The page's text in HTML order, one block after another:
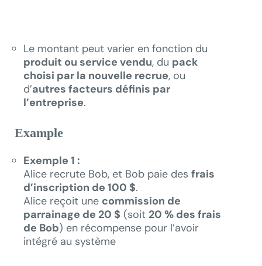
Le montant peut varier en fonction du
produit ou service vendu, du pack
choisi par la nouvelle recrue, ou
d’autres facteurs définis par
l’entreprise.
Example
Exemple 1 :
Alice recrute Bob, et Bob paie des frais
d’inscription de 100 $.
Alice reçoit une commission de
parrainage de 20 $ (soit 20 % des frais
de Bob) en récompense pour l’avoir
intégré au système